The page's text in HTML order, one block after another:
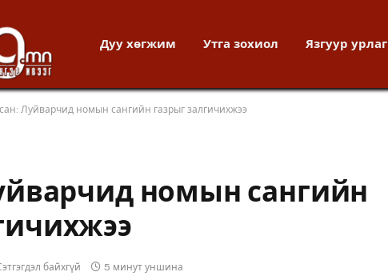
Дуу хөгжим Утга зохиол Язгуур урлаг
Луйварчид номын сангийн газрыг залгичихжээ
номын сангийн
байхгүй 5 минут уншина